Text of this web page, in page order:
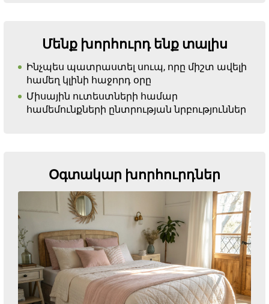
Մենք խորհուրդ ենք տալիս
Ինչպես պատրաստել սուպ, որը միշտ ավելի
համեղ կլինի հաջորդ օրը
Միսային ուտեստների համար
համեմունքների ընտրության նրբություններ
Օգտակար խորհուրդներ